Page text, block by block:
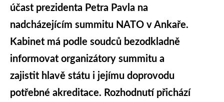
účast prezidenta Petra Pavla na
nadcházejícím summitu NATO v Ankaře.
Kabinet má podle soudců bezodkladně
informovat organizátory summitu a
zajistit hlavě státu i jejímu doprovodu
potřebné akreditace. Rozhodnutí přichází